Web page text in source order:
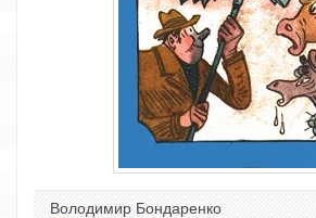
Володимир Бондаренко